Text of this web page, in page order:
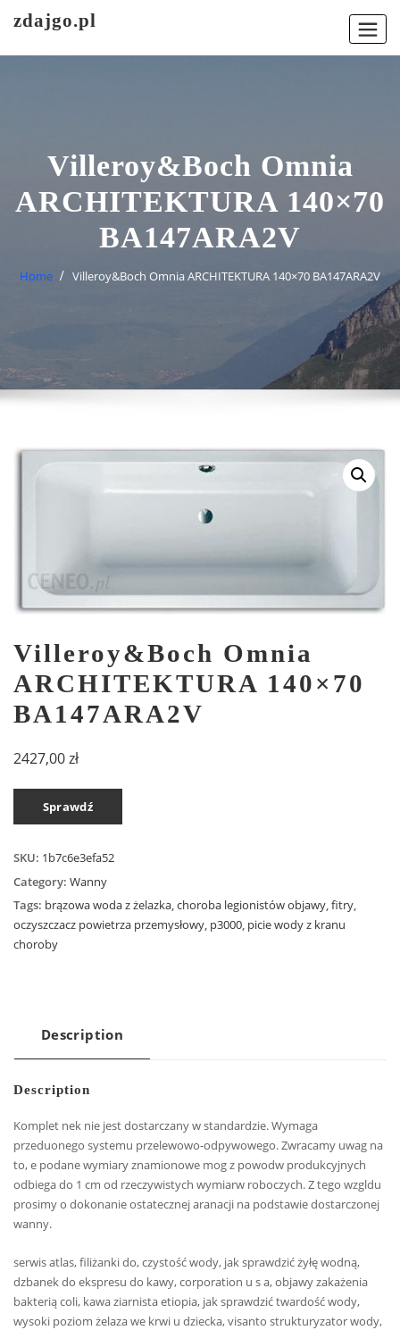
zdajgo.pl
Villeroy&Boch Omnia
ARCHITEKTURA 140×70
BA147ARA2V
Home Villeroy&Boch Omnia ARCHITEKTURA 140×70 BA147ARA2V
Villeroy&Boch Omnia
ARCHITEKTURA 140×70
BA147ARA2V
2427,00zł
Sprawdź
SKU: 1b7c6e3efa52
Category: Wanny
Tags: brązowa woda z żelazka,choroba legionistów objawy,fitry,
oczyszczacz powietrza przemysłowy, p3000, picie wody z kranu
choroby
Description
Description
Komplet nek nie jest dostarczany w standardzie. Wymaga
przeduonego systemu przelewowo-odpywowego. Zwracamy uwag na
to, e podane wymiary znamionowe mog z powodw produkcyjnych
odbiega do 1 cm od rzeczywistych wymiarw roboczych. Z tego wzgldu
prosimy o dokonanie ostatecznej aranacji na podstawie dostarczonej
wanny.
serwis atlas, filiżanki do, czystość wody, jak sprawdzić żyłę wodną,
dzbanek do ekspresu do kawy, corporation u s a, objawy zakażenia
bakterią coli, kawa ziarnista etiopia, jak sprawdzić twardość wody,
wysoki poziom żelaza we krwi u dziecka, visanto strukturyzator wody,